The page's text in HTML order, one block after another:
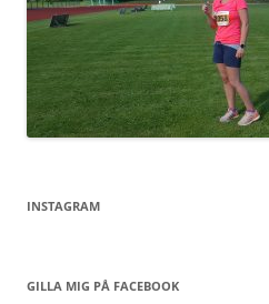
INSTAGRAM
GILLA MIG PÅ FACEBOOK